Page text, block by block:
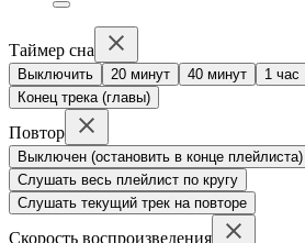
Таймер сна
Выключить 20 минут 40 минут 1 час
Конец трека (главы)
Повтор
Выключен (остановить в конце плейлиста)
Слушать весь плейлист по кругу
Слушать текущий трек на повторе
Скорость воспроизведения